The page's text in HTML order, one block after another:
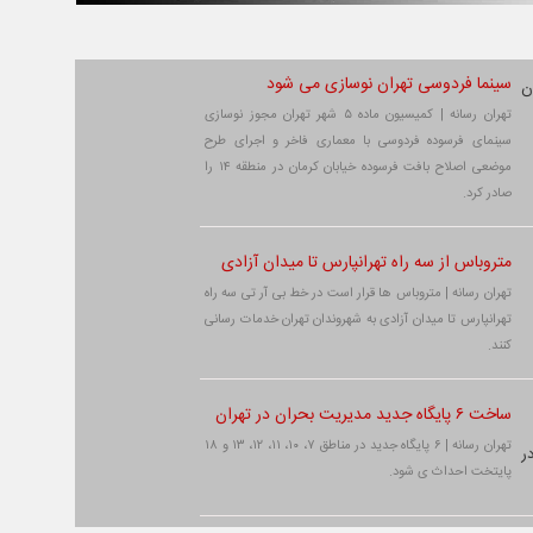
سینما فردوسی تهران نوسازی می شود
تهران رسانه | کمیسیون ماده ۵ شهر تهران مجوز نوسازی
سینمای فرسوده فردوسی با معماری فاخر و اجرای طرح
موضعی اصلاح بافت فرسوده خیابان کرمان در منطقه ۱۴ را
صادر کرد.
متروباس از سه راه تهرانپارس تا میدان آزادی
تهران رسانه | متروباس ها قرار است در خط بی آر تی سه راه
تهرانپارس تا میدان آزادی به شهروندان تهران خدمات رسانی
کنند.
ساخت ۶ پایگاه جدید مدیریت بحران در تهران
تهران رسانه | ۶ پایگاه جدید در مناطق ۷، ۱۰، ۱۱، ۱۲، ۱۳ و ۱۸
پایتخت احداث ی شود.